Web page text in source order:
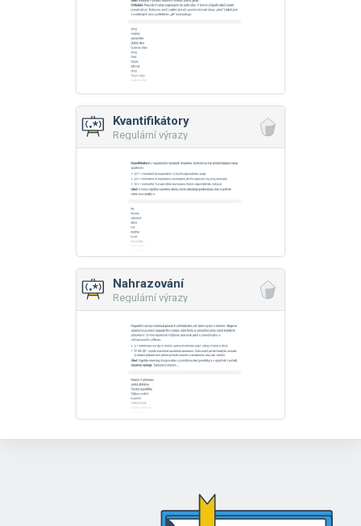
Kvantifikátory
Regulární výrazy
Nahrazování
Regulární výrazy